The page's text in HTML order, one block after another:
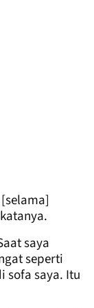
saya
seperti
sofa saya. Itu